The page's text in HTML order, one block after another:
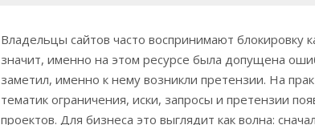
Владельцы сайтов часто воспринимают блокировку
значит, именно на этом ресурсе была допущена
заметил, именно к нему возникли претензии. На
тематик ограничения, иски, запросы и претензии
проектов. Для бизнеса это выглядит как волна: